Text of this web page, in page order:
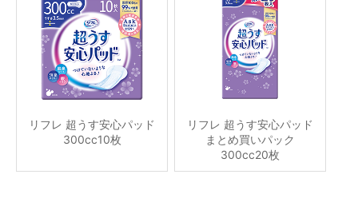
リフレ 超うす安心パッド
300cc10枚
リフレ 超うす安心パッド
まとめ買いパック
300cc20枚